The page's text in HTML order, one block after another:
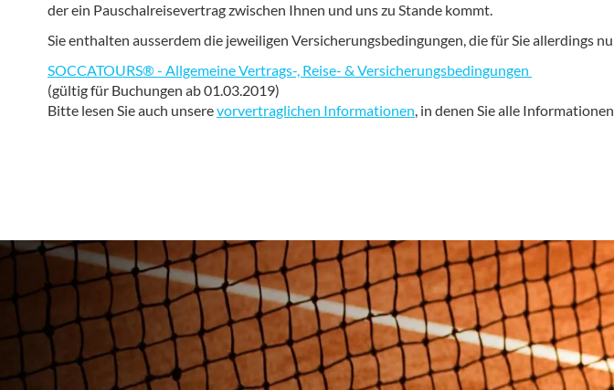
der ein Pauschalreisevertrag zwischen Ihnen und uns zu Stande kommt.
Sie enthalten ausserdem die jeweiligen Versicherungsbedingungen, die für Sie allerdings
SOCCATOURS® - Allgemeine Vertrags-, Reise- & Versicherungsbedingungen
(gültig für Buchungen ab 01.03.2019)
Bitte lesen Sie auch unserevorvertraglichen Informationen, in denen Sie alle